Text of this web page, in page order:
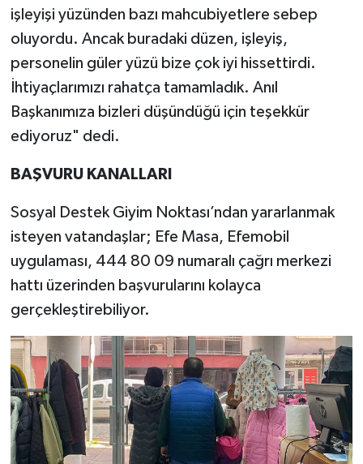
işleyişi yüzünden bazı mahcubiyetlere sebep
oluyordu. Ancak buradaki düzen, işleyiş,
personelin güler yüzü bize çok iyi hissettirdi.
İhtiyaçlarımızı rahatça tamamladık. Anıl
Başkanımıza bizleri düşündüğü için teşekkür
ediyoruz" dedi.
BAŞVURU KANALLARI
Sosyal Destek Giyim Noktası’ndan yararlanmak
isteyen vatandaşlar; Efe Masa, Efemobil
uygulaması, 444 80 09 numaralı çağrı merkezi
hattı üzerinden başvurularını kolayca
gerçekleştirebiliyor.